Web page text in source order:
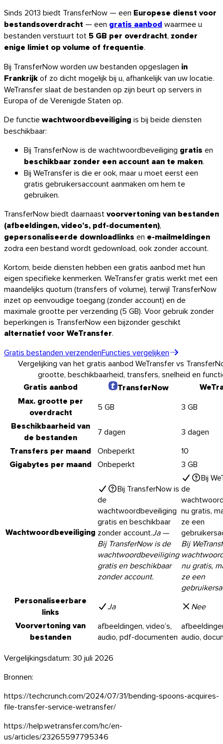
macOS
Mobiel
iOS
Sinds 2013 biedt TransferNow — een Europese dienst voor
bestandsoverdracht — een gratis aanbod waarmee u
bestanden verstuurt tot5 GB per overdracht, zonder
enige limiet op volume of frequentie.
Bij TransferNow worden uw bestanden opgeslagen in
Frankrijkof zo dicht mogelijk bij u, afhankelijk van uw locatie.
WeTransfer slaat de bestanden op zijn beurt op servers in
Europa of de Verenigde Staten op.
De functiewachtwoordbeveiliging is bij beide diensten
beschikbaar:
Bij TransferNow is de wachtwoordbeveiliging gratis en
beschikbaar zonder een account aan te maken.
Bij WeTransfer is die er ook, maar u moet eerst een
gratis gebruikersaccount aanmaken om hem te
gebruiken.
TransferNow biedt daarnaastvoorvertoning van bestanden
(afbeeldingen, video’s, pdf-documenten),
gepersonaliseerde downloadlinks en e-mailmeldingen
zodra een bestand wordt gedownload, ook zonder account.
Kortom, beide diensten hebben een gratis aanbod met hun
eigen specifieke kenmerken. WeTransfer gratis werkt met een
maandelijks quotum (transfers of volume), terwijl TransferNow
inzet op eenvoudige toegang (zonder account) en de
maximale grootte per verzending (5 GB). Voor gebruik zonder
beperkingen is TransferNow een bijzonder geschikt
alternatief voor WeTransfer.
Gratis bestanden verzendenFuncties vergelijken
Vergelijking van het gratis aanbod WeTransfer vs
grootte, beschikbaarheid, transfers, snelheid en
Gratis aanbod TransferNow
Max. grootte per
overdracht
5 GB 3 GB
Beschikbaarheid van
de bestanden
7 dagen 3 dagen
Transfers per maand Onbeperkt 10
Gigabytes per maand Onbeperkt 3 GB
Wachtwoordbeveiliging
Bij TransferNow is
de
wachtwoordbeveiliging
gratis en beschikbaar
zonder account.Ja—
Bij TransferNow is de
wachtwoordbeveiliging
gratis en beschikbaar
zonder account.
Bij
de
nu gratis,
ze een
Bij
nu gratis,
ze een
Personaliseerbare
links
Ja Nee
Voorvertoning van
bestanden
afbeeldingen, video’s,
audio, pdf-documenten audio,
Vergelijkingsdatum: 30 juli 2026
Bronnen:
https://techcrunch.com/2024/07/31/bending-spoons-acquires-
file-transfer-service-wetransfer/
https://help.wetransfer.com/hc/en-
us/articles/23265597795346